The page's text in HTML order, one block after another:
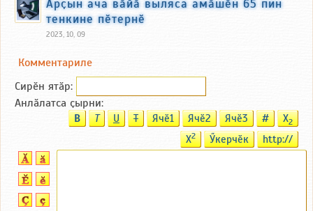
Арҫын ача вӑйӑ выляса амӑшӗн 65 пин
тенкине пӗтернӗ
2023, 10, 09
Комментариле
Сирӗн ятӑp:
Анлӑлатса ҫырни:
B T U T Ячӗ1 Ячӗ2 Ячӗ3 # X2
X2 Ӳкерчӗк http://